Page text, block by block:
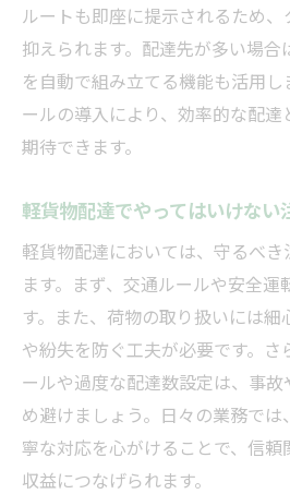
ルートも即座に提示されるため
抑えられます。配達先が多い場合
を自動で組み立てる機能も活用
ールの導入により、効率的な配
期待できます。
軽貨物配達でやってはいけない
軽貨物配達においては、守るべき
ます。まず、交通ルールや安全運
す。また、荷物の取り扱いには
や紛失を防ぐ工夫が必要です。さ
ールや過度な配達数設定は、事
め避けましょう。日々の業務で
寧な対応を心がけることで、信頼
収益につなげられます。